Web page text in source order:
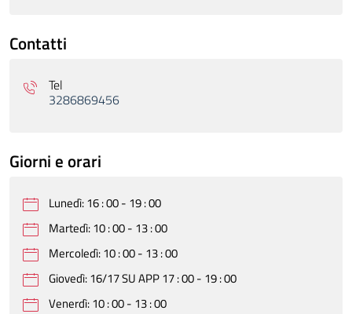
Contatti
Tel
3286869456
Giorni e orari
Lunedì: 16 : 00 - 19 : 00
Martedì: 10 : 00 - 13 : 00
Mercoledì: 10 : 00 - 13 : 00
Giovedì: 16/17 SU APP 17 : 00 - 19 : 00
Venerdì: 10 : 00 - 13 : 00